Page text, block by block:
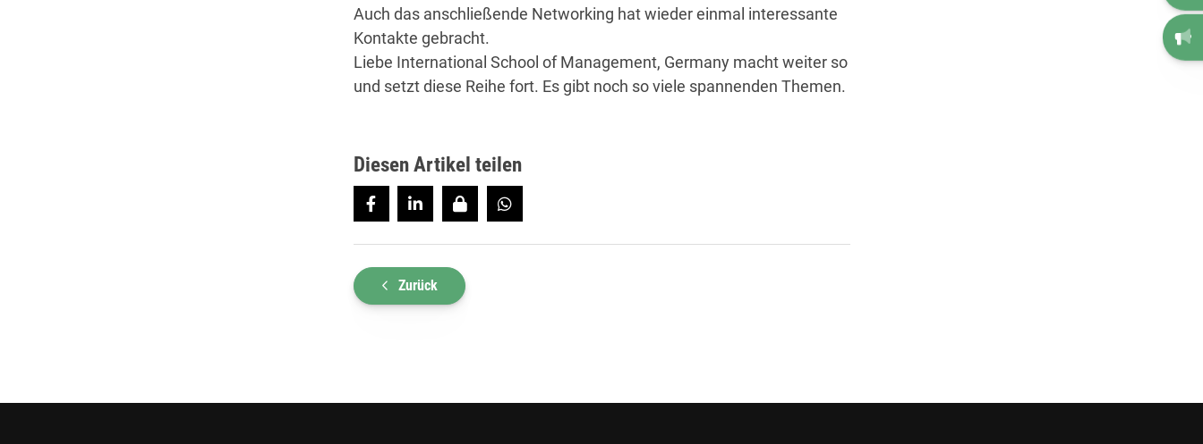
Auch das anschließende Networking hat wieder einmal interessante
Kontakte gebracht.
Liebe International School of Management, Germany macht weiter so
und setzt diese Reihe fort. Es gibt noch so viele spannenden Themen.
Diesen Artikel teilen
Zurück